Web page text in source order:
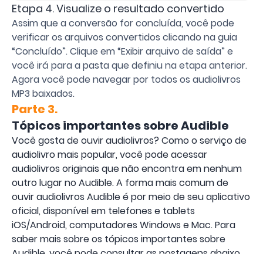
Etapa 4. Visualize o resultado convertido
Assim que a conversão for concluída, você pode
verificar os arquivos convertidos clicando na guia
“Concluído”. Clique em “Exibir arquivo de saída” e
você irá para a pasta que definiu na etapa anterior.
Agora você pode navegar por todos os audiolivros
MP3 baixados.
Parte 3.
Tópicos importantes sobre Audible
Você gosta de ouvir audiolivros? Como o serviço de
audiolivro mais popular, você pode acessar
audiolivros originais que não encontra em nenhum
outro lugar no Audible. A forma mais comum de
ouvir audiolivros Audible é por meio de seu aplicativo
oficial, disponível em telefones e tablets
iOS/Android, computadores Windows e Mac. Para
saber mais sobre os tópicos importantes sobre